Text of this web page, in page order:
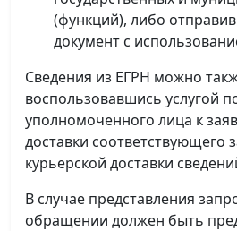
(функций), либо
документ с
Сведения из ЕГРН можно
воспользовавшись услугой
уполномоченного лица к
доставки соответствующего
курьерской доставки
В случае представления
обращении должен быть